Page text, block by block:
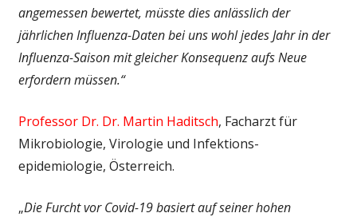
angemessen bewertet, müsste dies anlässlich der
jährlichen Influenza-Daten bei uns wohl jedes Jahr in der
Influenza-Saison mit gleicher Konsequenz aufs Neue
erfordern müssen.“
Professor Dr. Dr. Martin Haditsch, Facharzt für
Mikrobiologie, Virologie und Infektions­
epidemiologie, Österreich.
„Die Furcht vor Covid-19 basiert auf seiner hohen